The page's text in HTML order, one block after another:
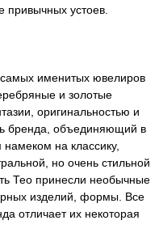
привычных устоев.
именитых ювелиров
и золотые
оригинальностью и
бренда, объединяющий в
на классику,
но очень стильной
Тео принесли необычные
изделий, формы. Все
отличает их некоторая